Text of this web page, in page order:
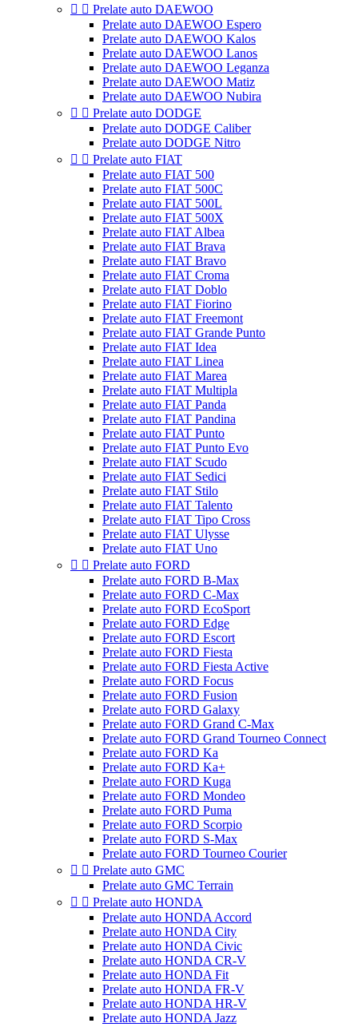
  Prelate auto DAEWOO
Prelate auto DAEWOO Espero
Prelate auto DAEWOO Kalos
Prelate auto DAEWOO Lanos
Prelate auto DAEWOO Leganza
Prelate auto DAEWOO Matiz
Prelate auto DAEWOO Nubira
  Prelate auto DODGE
Prelate auto DODGE Caliber
Prelate auto DODGE Nitro
  Prelate auto FIAT
Prelate auto FIAT 500
Prelate auto FIAT 500C
Prelate auto FIAT 500L
Prelate auto FIAT 500X
Prelate auto FIAT Albea
Prelate auto FIAT Brava
Prelate auto FIAT Bravo
Prelate auto FIAT Croma
Prelate auto FIAT Doblo
Prelate auto FIAT Fiorino
Prelate auto FIAT Freemont
Prelate auto FIAT Grande Punto
Prelate auto FIAT Idea
Prelate auto FIAT Linea
Prelate auto FIAT Marea
Prelate auto FIAT Multipla
Prelate auto FIAT Panda
Prelate auto FIAT Pandina
Prelate auto FIAT Punto
Prelate auto FIAT Punto Evo
Prelate auto FIAT Scudo
Prelate auto FIAT Sedici
Prelate auto FIAT Stilo
Prelate auto FIAT Talento
Prelate auto FIAT Tipo Cross
Prelate auto FIAT Ulysse
Prelate auto FIAT Uno
  Prelate auto FORD
Prelate auto FORD B-Max
Prelate auto FORD C-Max
Prelate auto FORD EcoSport
Prelate auto FORD Edge
Prelate auto FORD Escort
Prelate auto FORD Fiesta
Prelate auto FORD Fiesta Active
Prelate auto FORD Focus
Prelate auto FORD Fusion
Prelate auto FORD Galaxy
Prelate auto FORD Grand C-Max
Prelate auto FORD Grand Tourneo Connect
Prelate auto FORD Ka
Prelate auto FORD Ka+
Prelate auto FORD Kuga
Prelate auto FORD Mondeo
Prelate auto FORD Puma
Prelate auto FORD Scorpio
Prelate auto FORD S-Max
Prelate auto FORD Tourneo Courier
  Prelate auto GMC
Prelate auto GMC Terrain
  Prelate auto HONDA
Prelate auto HONDA Accord
Prelate auto HONDA City
Prelate auto HONDA Civic
Prelate auto HONDA CR-V
Prelate auto HONDA Fit
Prelate auto HONDA FR-V
Prelate auto HONDA HR-V
Prelate auto HONDA Jazz